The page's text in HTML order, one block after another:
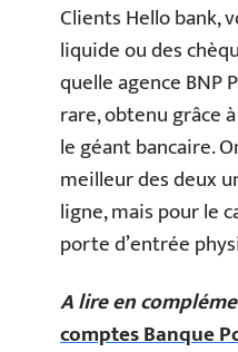
Clients Hello bank,
liquide ou des
quelle agence BNP
rare, obtenu grâce
le géant bancaire.
meilleur des deux
ligne, mais pour le
porte d’entrée
A lire en
comptes Banque